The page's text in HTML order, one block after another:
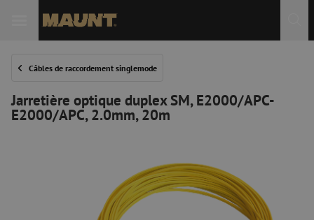
Câbles de raccordement singlemode
Jarretière optique duplex SM, E2000/APC-
E2000/APC, 2.0mm, 20m